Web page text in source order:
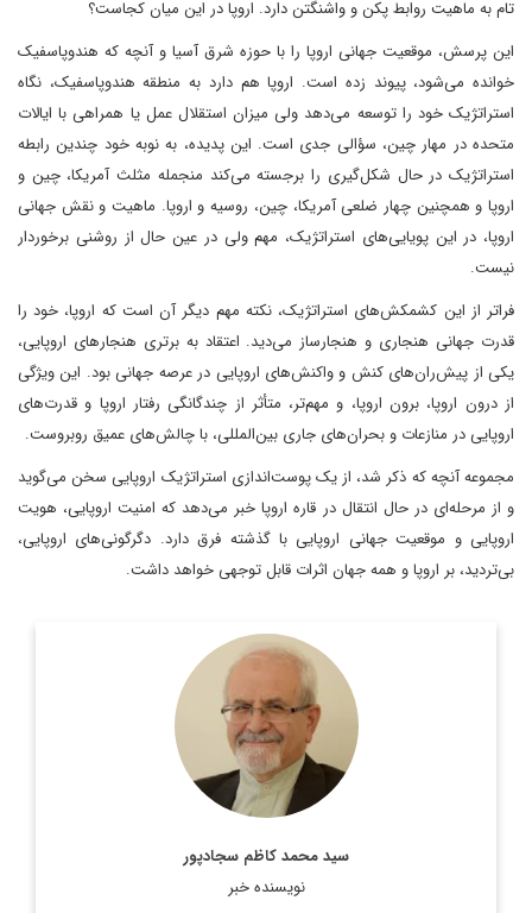
تام به ماهیت روابط پکن و واشنگتن دارد. اروپا در این میان کجاست؟
این پرسش، موقعیت جهانی اروپا را با حوزه شرق آسیا و آنچه که هندوپاسفیک
خوانده می‌شود، پیوند زده است. اروپا هم دارد به منطقه هندوپاسفیک، نگاه
استراتژیک خود را توسعه می‌دهد ولی میزان استقلال عمل یا همراهی با ایالات
متحده در مهار چین، سؤالی جدی است. این پدیده، به نوبه خود چندین رابطه
استراتژیک در حال شکل‌گیری را برجسته می‌کند منجمله مثلث آمریکا، چین و
اروپا و همچنین چهار ضلعی آمریکا، چین، روسیه و اروپا. ماهیت و نقش جهانی
اروپا، در این پویایی‌های استراتژیک، مهم ولی در عین حال از روشنی برخوردار
نیست.
فراتر از این کشمکش‌های استراتژیک، نکته مهم دیگر آن است که اروپا، خود را
قدرت جهانی هنجاری و هنجارساز می‌دید. اعتقاد به برتری هنجارهای اروپایی،
یکی از پیش‌ران‌های کنش و واکنش‌های اروپایی در عرصه جهانی بود. این ویژگی
از درون اروپا، برون اروپا، و مهم‌تر، متأثر از چندگانگی رفتار اروپا و قدرت‌های
اروپایی در منازعات و بحران‌های جاری بین‌المللی، با چالش‌های عمیق روبروست.
مجموعه آنچه که ذکر شد، از یک پوست‌اندازی استراتژیک اروپایی سخن می‌گوید
و از مرحله‌ای در حال انتقال در قاره اروپا خبر می‌دهد که امنیت اروپایی، هویت
اروپایی و موقعیت جهانی اروپایی با گذشته فرق دارد. دگرگونی‌های اروپایی،
بی‌تردید، بر اروپا و همه جهان اثرات قابل توجهی خواهد داشت.
سید محمد کاظم سجادپور
نویسنده خبر
رئیس پیشین مرکز مطالعات سیاسی و بین‌المللی وزارت امور
خارجه، دیپلمات ایرانی، استاد تمام در رشته روابط بین‌الملل و عضو
هیئت علمی دانشکده روابط بین‌الملل وزارت امور خارجه است.
اطلاعات بیشتر